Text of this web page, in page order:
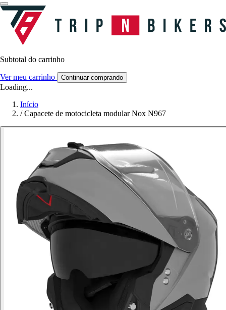
Subtotal do carrinho
Ver meu carrinho Continuar comprando
Loading...
Início
/ Capacete de motocicleta modular Nox N967